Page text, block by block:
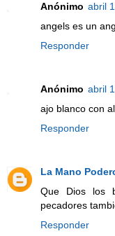
Anónimo abril
angels es un
Responder
Anónimo abril
ajo blanco con
Responder
La Mano
Que Dios los
pecadores
Responder